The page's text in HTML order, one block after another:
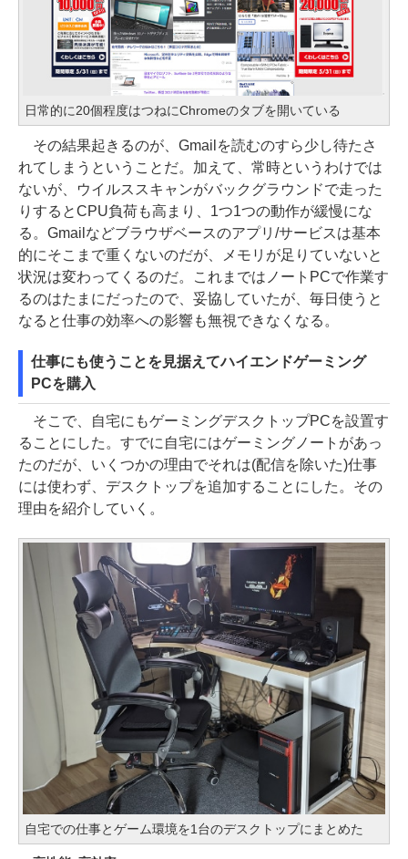
日常的に20個程度はつねにChromeのタブを開いている
その結果起きるのが、Gmailを読むのすら少し待たさ
れてしまうということだ。加えて、常時というわけでは
ないが、ウイルススキャンがバックグラウンドで走った
りするとCPU負荷も高まり、1つ1つの動作が緩慢にな
る。Gmailなどブラウザベースのアプリ/サービスは基本
的にそこまで重くないのだが、メモリが足りていないと
状況は変わってくるのだ。これまではノートPCで作業す
るのはたまにだったので、妥協していたが、毎日使うと
なると仕事の効率への影響も無視できなくなる。
仕事にも使うことを見据えてハイエンドゲーミング
PCを購入
そこで、自宅にもゲーミングデスクトップPCを設置す
ることにした。すでに自宅にはゲーミングノートがあっ
たのだが、いくつかの理由でそれは(配信を除いた)仕事
には使わず、デスクトップを追加することにした。その
理由を紹介していく。
自宅での仕事とゲーム環境を1台のデスクトップにまとめた